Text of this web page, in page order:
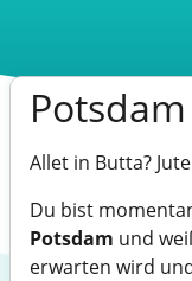
Potsdam
Allet in Butta?
Du bist
Potsdam und
erwarten wird